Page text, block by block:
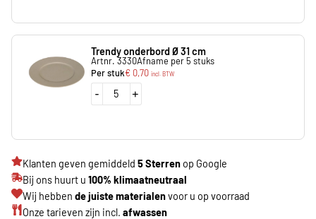
Trendy onderbord Ø 31 cm
Artnr. 3330Afname per 5 stuks
Per stuk€ 0,70 incl. BTW
- +
Klanten geven gemiddeld 5 Sterren op Google
Bij ons huurt u 100% klimaatneutraal
Wij hebben de juiste materialenvoor u op voorraad
Onze tarieven zijn incl. afwassen